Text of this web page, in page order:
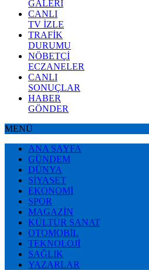
GALERI
CANLI
TV İZLE
TRAFİK
DURUMU
NÖBETÇİ
ECZANELER
CANLI
SONUÇLAR
HABER
GÖNDER
MENÜ
ANA SAYFA
GÜNDEM
DÜNYA
SİYASET
EKONOMİ
SPOR
MAGAZİN
KÜLTÜR SANAT
OTOMOBİL
TEKNOLOJİ
SAĞLIK
YAZARLAR